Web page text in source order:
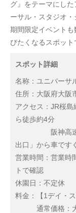
グ』をテーマにし
ーサル・スタジオ
期間限定イベント
びたくなるスポット
スポット詳細
名称：ユニバーサ
住所：大阪府大阪
アクセス：JR桜
ら徒歩約4分
阪神高速道路
出口」から車です
営業時間：営業時
トで確認
休園日：不定休
料金：【1デイ・
通常価格：大